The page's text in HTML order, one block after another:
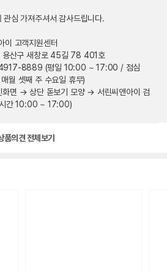
관심 가져주셔서 감사드립니다.
고객지원센터
산구 새창로 45길 78 401호
8889 (평일 10:00 ~ 17:00 / 점심
월 셋째 주 수요일 휴무)
면 → 상단 돋보기 모양 → 서린씨앤아이 검
시간 10:00 ~ 17:00)
품의견 전체보기